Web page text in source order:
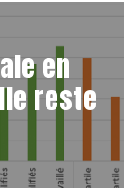
en
reste